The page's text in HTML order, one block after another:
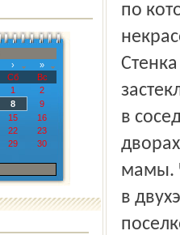
›
»
Сб
Вс
1
2
8
9
15
16
22
23
29
30
по
в
мамы.
в